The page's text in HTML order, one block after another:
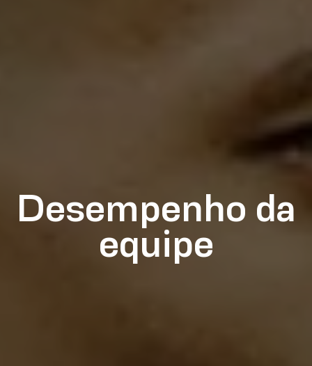
Desempenho da
equipe